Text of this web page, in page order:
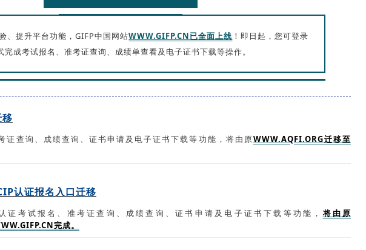
、提升平台功能，GIFP中国网站WWW.GIFP.CN已全面上线 ！即日起，您可登录
完成考试报名、准考证查询、成绩单查看及电子证书下载等操作。
证查询、成绩查询、证书申请及电子证书下载等功能，将由原WWW.AQFI.ORG迁移至
认证报名入口迁移
认证考试报名、准考证查询、成绩查询、证书申请及电子证书下载等功能， 将由原
完成。